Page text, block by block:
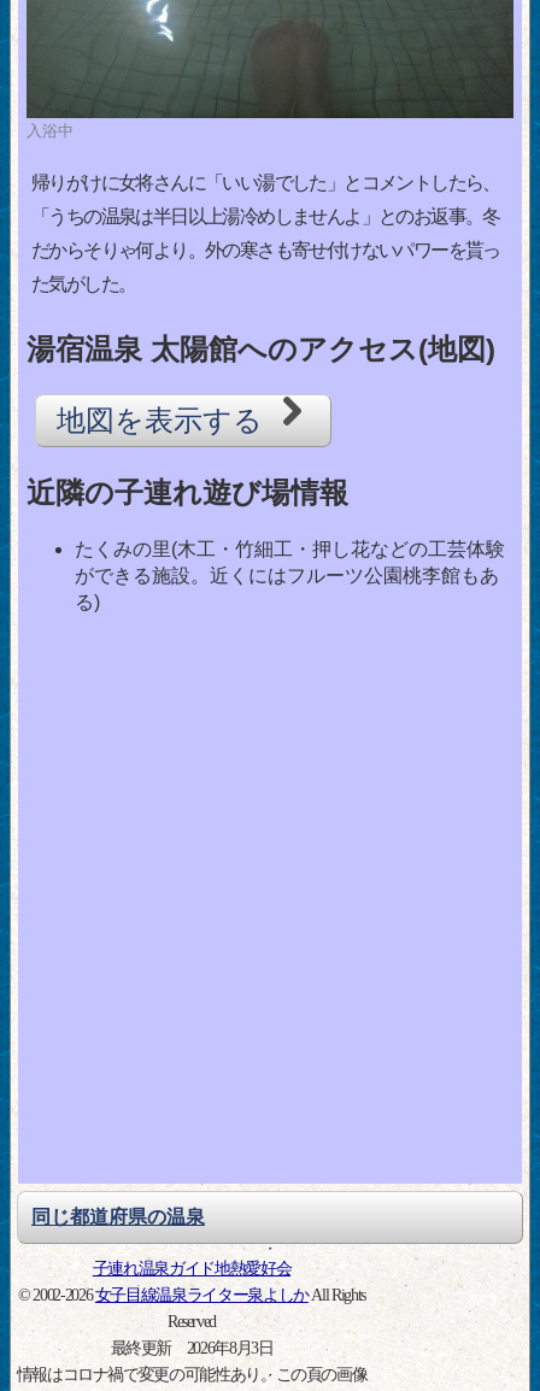
入浴中
帰りがけに女将さんに「いい湯でした」とコメントしたら、
「うちの温泉は半日以上湯冷めしませんよ」とのお返事。冬
だからそりゃ何より。外の寒さも寄せ付けないパワーを貰っ
た気がした。
湯宿温泉 太陽館へのアクセス(地図)
地図を表示する
近隣の子連れ遊び場情報
たくみの里(木工・竹細工・押し花などの工芸体験
ができる施設。近くにはフルーツ公園桃李館もあ
る)
同じ都道府県の温泉